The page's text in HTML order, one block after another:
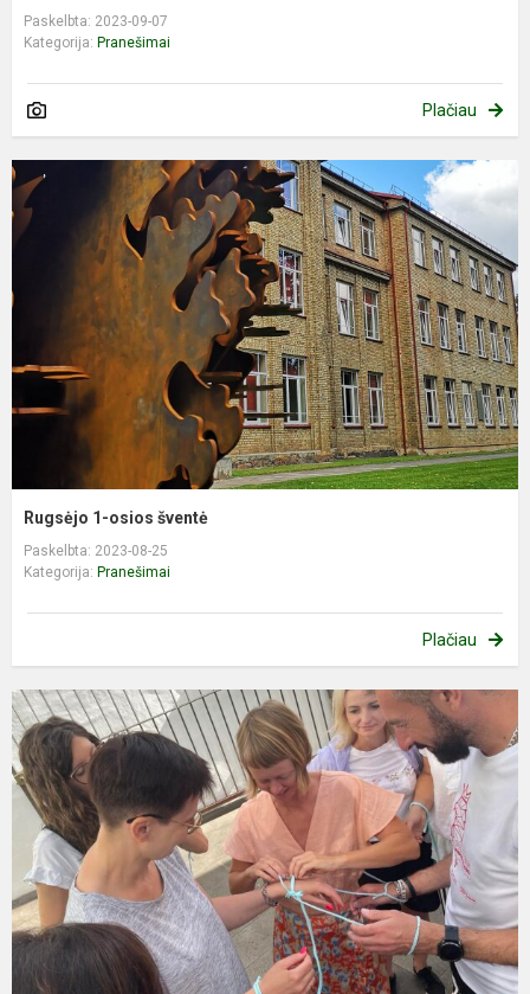
Paskelbta: 2023-09-07
Kategorija: Pranešimai
Plačiau
Rugsėjo 1-osios šventė
Paskelbta: 2023-08-25
Kategorija: Pranešimai
Plačiau